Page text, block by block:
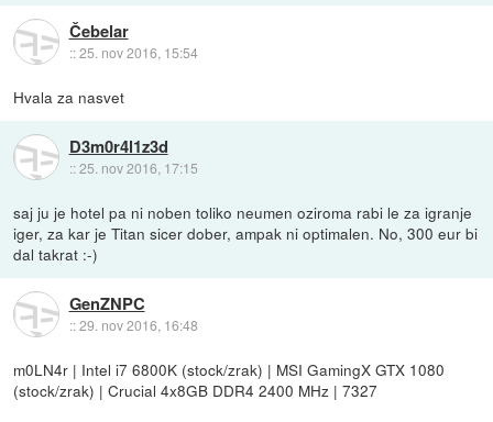
Čebelar
::25. nov 2016, 15:54
Hvala za nasvet
D3m0r4l1z3d
::25. nov 2016, 17:15
saj ju je hotel pa ni noben toliko neumen oziroma rabi le za igranje
iger, za kar je Titan sicer dober, ampak ni optimalen. No, 300 eur bi
dal takrat :-)
GenZNPC
::29. nov 2016, 16:48
m0LN4r | Intel i7 6800K (stock/zrak) | MSI GamingX GTX 1080
(stock/zrak) | Crucial 4x8GB DDR4 2400 MHz | 7327